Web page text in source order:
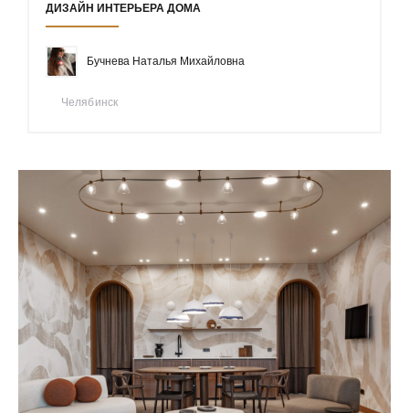
ДИЗАЙН ИНТЕРЬЕРА ДОМА
Бучнева Наталья Михайловна
Челябинск